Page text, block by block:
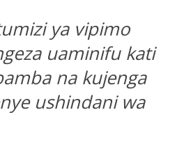
ya vipimo
uaminifu kati
na kujenga
ushindani wa